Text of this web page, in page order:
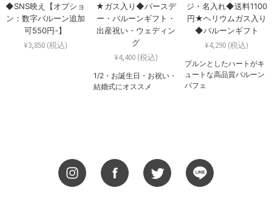
◆SNS映え【オプショ
ン：数字バルーン追加
可550円-】
¥3,850 (税込)
★ガス入り◆バースデ
ー・バルーンギフト・
出産祝い・ウェディン
グ
¥4,400 (税込)
1/2・お誕生日・お祝い・
結婚式にオススメ
ジ・名入れ◆送料1100
円★ヘリウムガス入り
◆バルーンギフト
¥4,290 (税込)
プルンとしたハートがキ
ュートな高品質バルーン
パフェ